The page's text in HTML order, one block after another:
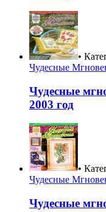
•
Чудесные
Чудесные
2003 год
•
Чудесные
Чудесные